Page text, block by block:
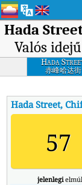
Hada
Valós
Hada
Chifeng
赤峰哈达街
Hada Street,
57
jelenlegi